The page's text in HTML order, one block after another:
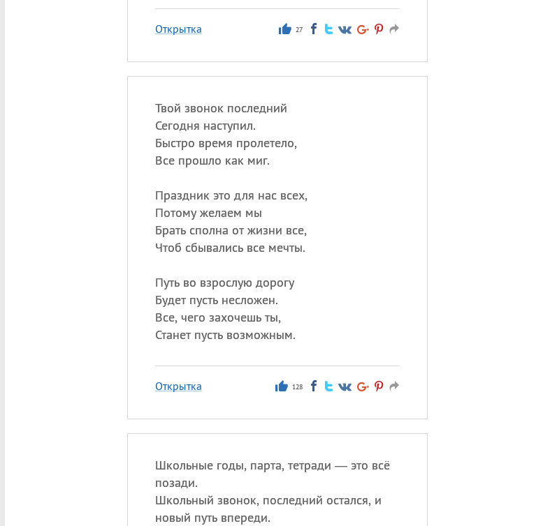
Открытка 27
Твой звонок последний
Сегодня наступил.
Быстро время пролетело,
Все прошло как миг.
Праздник это для нас всех,
Потому желаем мы
Брать сполна от жизни все,
Чтоб сбывались все мечты.
Путь во взрослую дорогу
Будет пусть несложен.
Все, чего захочешь ты,
Станет пусть возможным.
Открытка 128
Школьные годы, парта, тетради — это всё
позади.
Школьный звонок, последний остался, и
новый путь впереди.